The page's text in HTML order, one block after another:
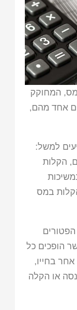
המחוקק
אחד מהם,
למשל:
הקלות
במס
הופכים כל
בחייו,
או הקלה